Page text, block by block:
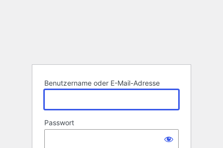
Benutzername oder E-Mail-Adresse
Passwort